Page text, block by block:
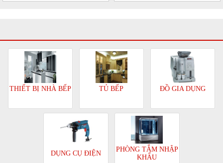
THIẾT BỊ NHÀ BẾP TỦ BẾP ĐỒ GIA DỤNG
DỤNG CỤ ĐIỆN
PHÒNG TẮM NHẬP
KHẨU